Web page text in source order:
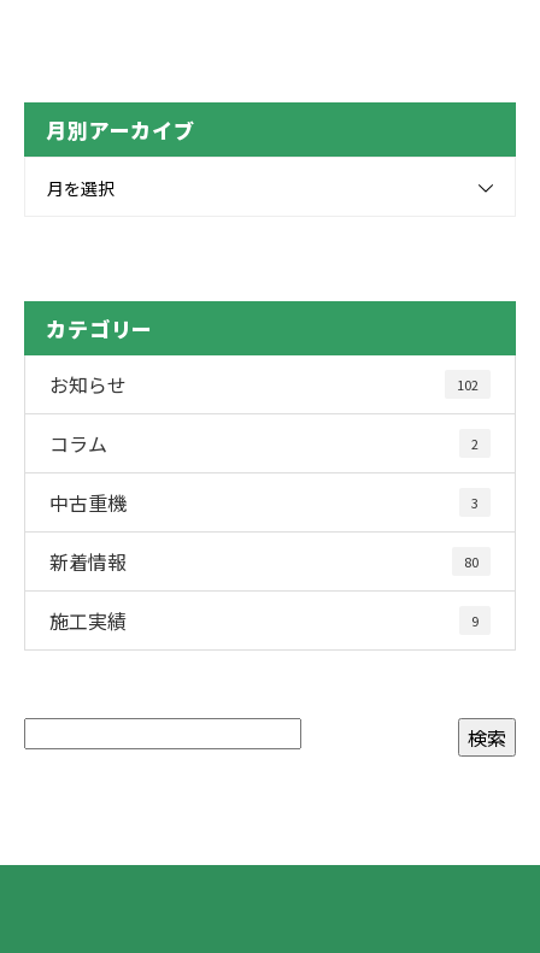
月別アーカイブ
月を選択
カテゴリー
お知らせ 102
コラム 2
中古重機 3
新着情報 80
施工実績 9